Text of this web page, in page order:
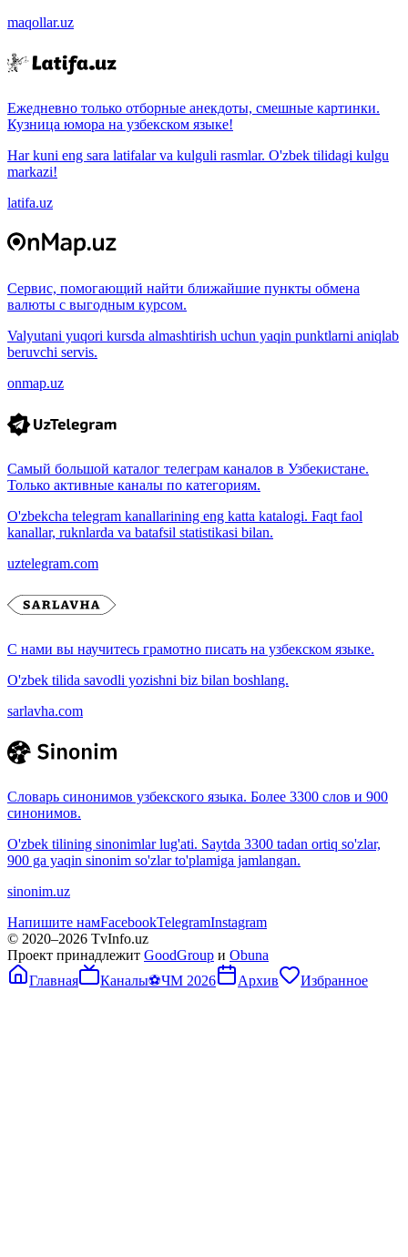
maqollar.uz
Ежедневно только отборные анекдоты, смешные картинки.
Кузница юмора на узбекском языке!
Har kuni eng sara latifalar va kulguli rasmlar. O'zbek tilidagi kulgu
markazi!
latifa.uz
Сервис, помогающий найти ближайшие пункты обмена
валюты с выгодным курсом.
Valyutani yuqori kursda almashtirish uchun yaqin punktlarni aniqlab
beruvchi servis.
onmap.uz
Самый большой каталог телеграм каналов в Узбекистане.
Только активные каналы по категориям.
O'zbekcha telegram kanallarining eng katta katalogi. Faqt faol
kanallar, ruknlarda va batafsil statistikasi bilan.
uztelegram.com
С нами вы научитесь грамотно писать на узбекском языке.
O'zbek tilida savodli yozishni biz bilan boshlang.
sarlavha.com
Словарь синонимов узбекского языка. Более 3300 слов и 900
синонимов.
O'zbek tilining sinonimlar lug'ati. Saytda 3300 tadan ortiq so'zlar,
900 ga yaqin sinonim so'zlar to'plamiga jamlangan.
sinonim.uz
Напишите намFacebookTelegramInstagram
© 2020–2026 TvInfo.uz
Проект принадлежит GoodGroup и Obuna
Главная
Каналы⚽ЧМ 2026 Архив Избранное